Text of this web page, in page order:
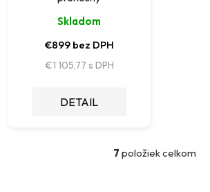
Skladom
€899 bez DPH
€1 105,77
DETAIL
O
7 položiek celkom